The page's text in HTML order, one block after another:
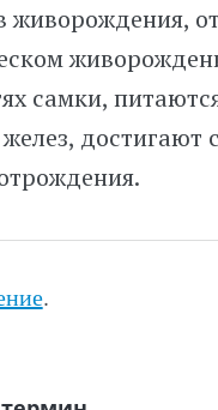
живорождения,
самки,
достигают
.